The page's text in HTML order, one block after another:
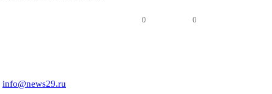
0 0
info@news29.ru